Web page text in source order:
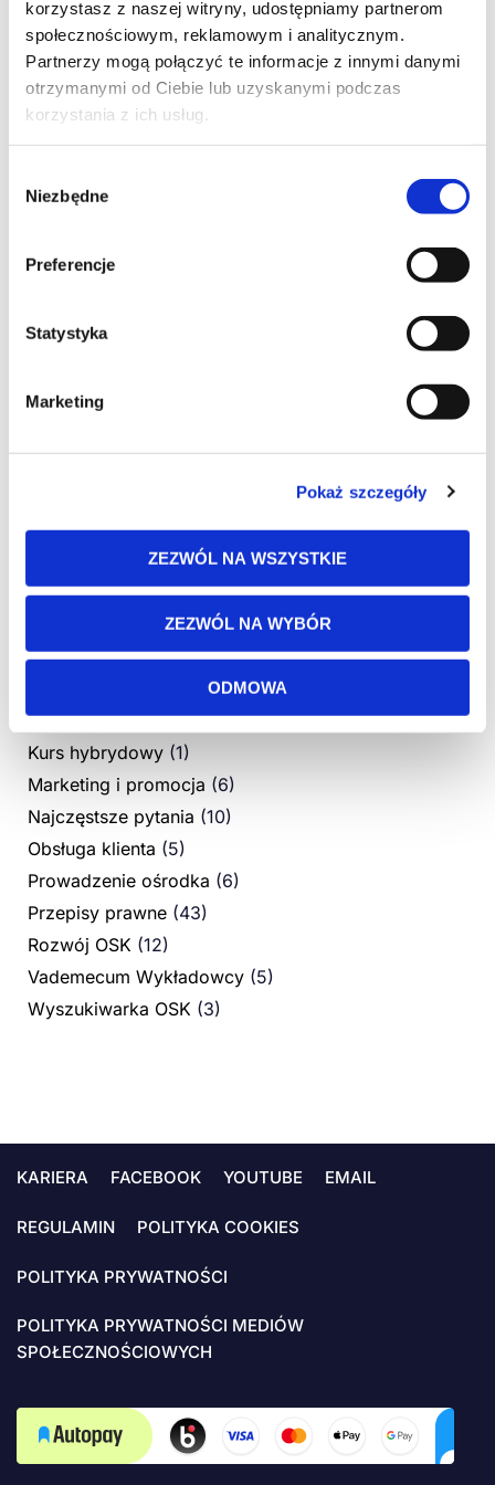
korzystasz z naszej witryny, udostępniamy partnerom
społecznościowym, reklamowym i analitycznym.
Partnerzy mogą połączyć te informacje z innymi danymi
otrzymanymi od Ciebie lub uzyskanymi podczas
korzystania z ich usług.
zgody
Niezbędne
Preferencje
Statystyka
Marketing
Pokaż szczegóły
ZEZWÓL NA WSZYSTKIE
ZEZWÓL NA WYBÓR
ODMOWA
Zwrot PKK do urzędu (Starostwa)
Zwrot PKK do innego OSK (Zwrot)
Tagi: instrukcje
Unowocześnij swój
Szukaj wpisu po kategorii:
Aplikacja mobilna(5)
(7)
Dokumentacja kursu i obsługa PKK(10)
(1)
Instrukcje(10)
Kurs hybrydowy (1)
Marketing i promocja (6)
Najczęstsze pytania (10)
Obsługa klienta (5)
Prowadzenie ośrodka (6)
Przepisy prawne (43)
Rozwój OSK (12)
Vademecum Wykładowcy (5)
Wyszukiwarka OSK (3)
KARIERA FACEBOOK YOUTUBE EMAIL
REGULAMIN POLITYKA COOKIES
POLITYKA PRYWATNOŚCI
POLITYKA PRYWATNOŚCI MEDIÓW
SPOŁECZNOŚCIOWYCH